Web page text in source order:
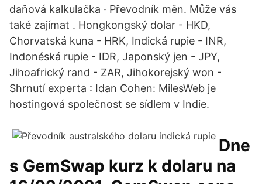
daňová kalkulačka · Převodník měn. Může vás
také zajímat . Hongkongský dolar - HKD,
Chorvatská kuna - HRK, Indická rupie - INR,
Indonéská rupie - IDR, Japonský jen - JPY,
Jihoafrický rand - ZAR, Jihokorejský won -
Shrnutí experta : Idan Cohen: MilesWeb je
hostingová společnost se sídlem v Indie.
Dne
s GemSwap kurz k dolaru na